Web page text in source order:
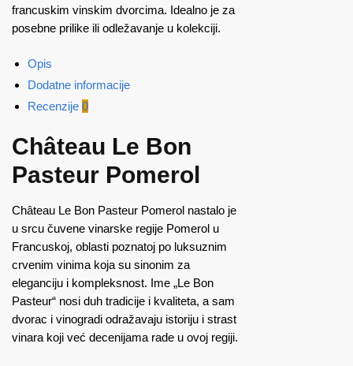
francuskim vinskim dvorcima. Idealno je za
posebne prilike ili odležavanje u kolekciji.
Opis
Dodatne informacije
Recenzije 0
Château Le Bon
Pasteur Pomerol
Château Le Bon Pasteur Pomerol nastalo je
u srcu čuvene vinarske regije Pomerol u
Francuskoj, oblasti poznatoj po luksuznim
crvenim vinima koja su sinonim za
eleganciju i kompleksnost. Ime „Le Bon
Pasteur“ nosi duh tradicije i kvaliteta, a sam
dvorac i vinogradi odražavaju istoriju i strast
vinara koji već decenijama rade u ovoj regiji.